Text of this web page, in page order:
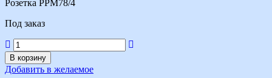
Розетка РРМ78/4
Под заказ
В корзину
Добавить в желаемое